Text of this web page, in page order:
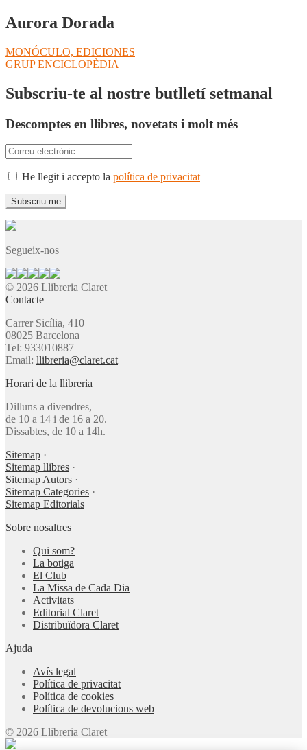
Aurora Dorada
Navegació
d'entrades
Entrada
anterior:
MONÓCULO, EDICIONES
Pròxima
GRUP ENCICLOPÈDIA
Subscriu-te al nostre butlletí setmanal
Descomptes en llibres, novetats i molt més
He llegit i accepto la política de privacitat
Segueix-nos
© 2026 Llibreria Claret
Contacte
Carrer Sicília, 410
08025 Barcelona
Tel: 933010887
Email: llibreria@claret.cat
Horari de la llibreria
Dilluns a divendres,
de 10 a 14 i de 16 a 20.
Dissabtes, de 10 a 14h.
Sitemap ·
Sitemap llibres ·
Sitemap Autors ·
Sitemap Categories ·
Sitemap Editorials
Sobre nosaltres
Qui som?
La botiga
El Club
La Missa de Cada Dia
Activitats
Editorial Claret
Distribuïdora Claret
Ajuda
Avís legal
Política de privacitat
Política de cookies
Política de devolucions web
© 2026 Llibreria Claret